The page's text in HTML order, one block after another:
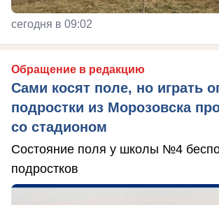
сегодня в 09:02
Обращение в редакцию
Сами косят поле, но играть
подростки из Морозовска
со стадионом
Состояние поля у школы №4
подростков